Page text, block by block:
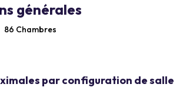
générales
86 Chambres
par configuration de salle